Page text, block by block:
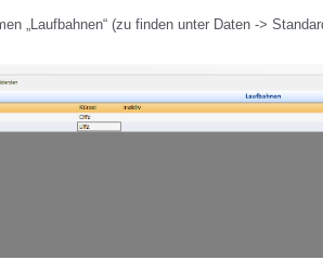
„Laufbahnen“ (zu finden unter Daten ->